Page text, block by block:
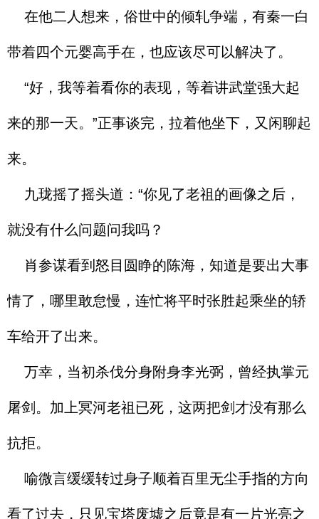
在他二人想来，俗世中的倾轧争端，有秦一白
带着四个元婴高手在，也应该尽可以解决了。
“好，我等着看你的表现，等着讲武堂强大起
来的那一天。”正事谈完，拉着他坐下，又闲聊起
来。
九珑摇了摇头道：“你见了老祖的画像之后，
就没有什么问题问我吗？
肖参谋看到怒目圆睁的陈海，知道是要出大事
情了，哪里敢怠慢，连忙将平时张胜起乘坐的轿
车给开了出来。
万幸，当初杀伐分身附身李光弼，曾经执掌元
屠剑。加上冥河老祖已死，这两把剑才没有那么
抗拒。
喻微言缓缓转过身子顺着百里无尘手指的方向
看了过去，只见宝塔废墟之后竟是有一片光亮之